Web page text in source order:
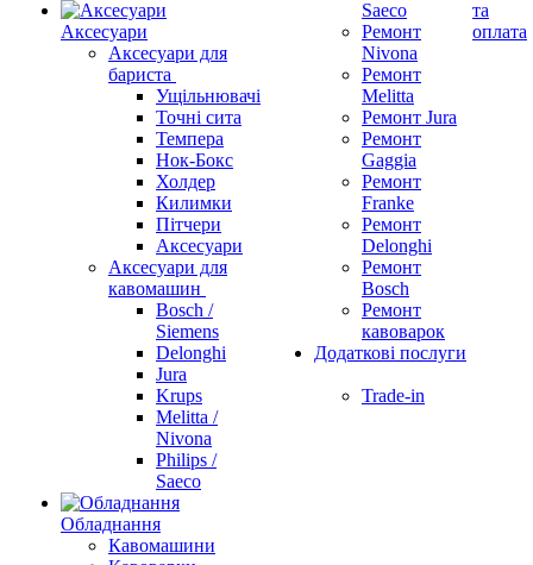
Аксесуари
Аксесуари для
бариста
Ущільнювачі
Точні сита
Темпера
Нок-Бокс
Холдер
Килимки
Пітчери
Аксесуари
Аксесуари для
кавомашин
Bosch /
Siemens
Delonghi
Jura
Krups
Melitta /
Nivona
Philips /
Saeco
Обладнання
Кавомашини
Saeco
Ремонт
Nivona
Ремонт
Melitta
Ремонт Jura
Ремонт
Gaggia
Ремонт
Franke
Ремонт
Delonghi
Ремонт
Bosch
Ремонт
кавоварок
Додаткові послуги
Trade-in
та
оплата